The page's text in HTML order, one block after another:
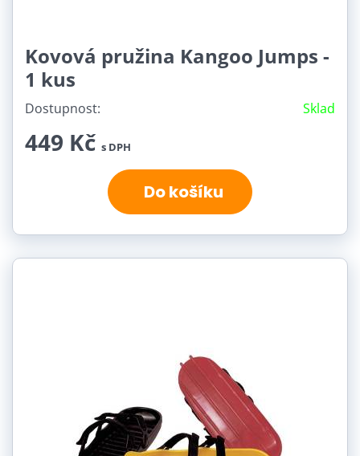
Kovová pružina Kangoo Jumps -
1 kus
Dostupnost: Sklad
449 Kč s DPH
Do košíku